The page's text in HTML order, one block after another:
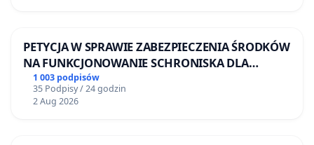
PETYCJA W SPRAWIE ZABEZPIECZENIA ŚRODKÓW
NA FUNKCJONOWANIE SCHRONISKA DLA
BEZDOMNYCH ZWIERZĄT W SKARYSZEWIE
1 003 podpisów
35 Podpisy / 24 godzin
2 Aug 2026